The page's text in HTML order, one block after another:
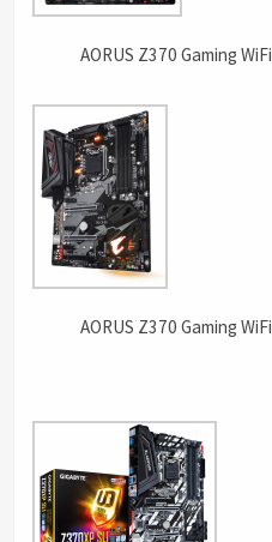
AORUS Z370 Gaming WiFi
AORUS Z370 Gaming WiFi